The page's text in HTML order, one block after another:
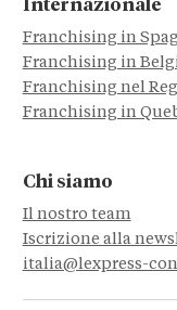
Internazionale
Franchising in
Franchising in
Franchising nel
Franchising in
Chi siamo
Il nostro team
Iscrizione alla
italia@lexpress-